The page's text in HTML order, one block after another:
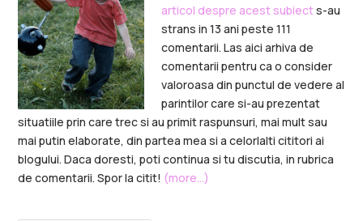
articol despre acest subiects-au
strans in 13 ani peste 111
comentarii. Las aici arhiva de
comentarii pentru ca o consider
valoroasa din punctul de vedere al
parintilor care si-au prezentat
situatiile prin care trec si au primit raspunsuri, mai mult sau
mai putin elaborate, din partea mea si a celorlalti cititori ai
blogului. Daca doresti, poti continua si tu discutia, in rubrica
de comentarii. Spor la citit! (more…)